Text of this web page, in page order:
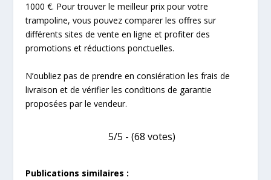
1000 €. Pour trouver le meilleur prix pour votre
trampoline, vous pouvez comparer les offres sur
différents sites de vente en ligne et profiter des
promotions et réductions ponctuelles.
N’oubliez pas de prendre en consiération les frais de
livraison et de vérifier les conditions de garantie
proposées par le vendeur.
5/5 - (68 votes)
Publications similaires :